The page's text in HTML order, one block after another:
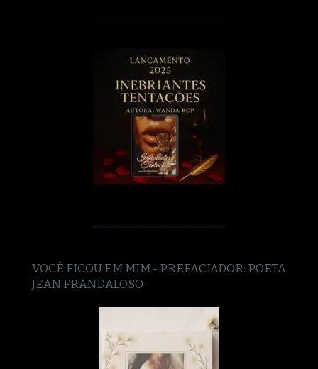
VOCÊ FICOU EM MIM - PREFACIADOR: POETA
JEAN FRANDALOSO